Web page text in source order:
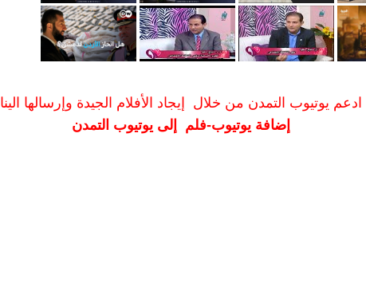
ادعم يوتيوب التمدن من خلال إيجاد الأفلام الجيدة وإرسالها الينا
إضافة يوتيوب-فلم إلى يوتيوب التمدن